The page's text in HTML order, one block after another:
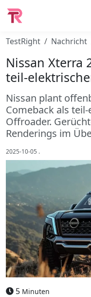
TestRight Nachricht
Nissan Xterra
teil-
Nissan plant
Comeback als
Offroader.
Renderings im
2025-10-05 .
5 Minuten